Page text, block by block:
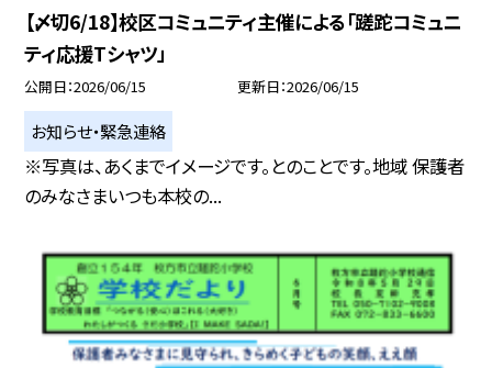
【〆切6/18】校区コミュニティ主催による「蹉跎コミュニ
ティ応援Tシャツ」
公開日 2026/06/15 更新日 2026/06/15
お知らせ・緊急連絡
※写真は、あくまでイメージです。とのことです。地域 保護者
のみなさまいつも本校の...